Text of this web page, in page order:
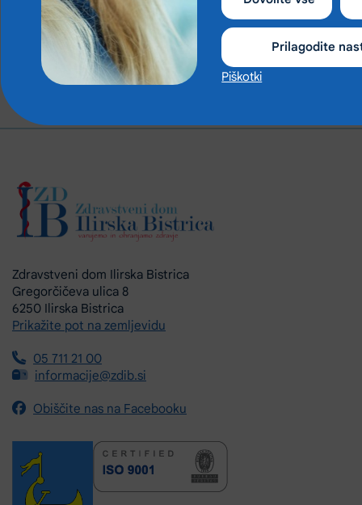
Prilagodite
Piškotki
Zdravstveni dom Ilirska Bistrica
Gregorčičeva ulica 8
6250 Ilirska Bistrica
Prikažite pot na zemljevidu
05 711 21 00
informacije@zdib.si
Obiščite nas na Facebooku